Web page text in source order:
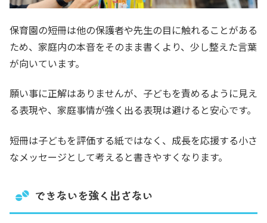
保育園の短冊は他の保護者や先生の目に触れることがある
ため、家庭内の本音をそのまま書くより、少し整えた言葉
が向いています。
願い事に正解はありませんが、子どもを責めるように見え
る表現や、家庭事情が強く出る表現は避けると安心です。
短冊は子どもを評価する紙ではなく、成長を応援する小さ
なメッセージとして考えると書きやすくなります。
できないを強く出さない